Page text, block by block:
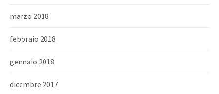
marzo 2018
febbraio 2018
gennaio 2018
dicembre 2017